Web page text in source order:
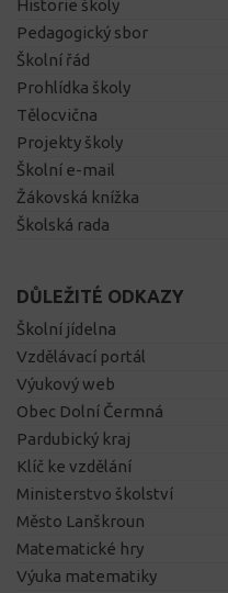
Historie školy
Pedagogický sbor
Školní řád
Prohlídka školy
Tělocvična
Projekty školy
Školní e-mail
Žákovská knížka
Školská rada
DŮLEŽITÉ ODKAZY
Školní jídelna
Vzdělávací portál
Výukový web
Obec Dolní Čermná
Pardubický kraj
Klíč ke vzdělání
Ministerstvo školství
Město Lanškroun
Matematické hry
Výuka matematiky